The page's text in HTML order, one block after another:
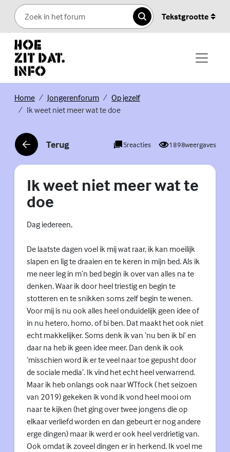
Skip to content
Zoeken
Tekstgrootte
Home(Externe link)
Jongerenforum(Externe link)
Op jezelf(Externe link)
Ik weet niet meer wat te doe
Terug
(Externe link) 5reacties 1898weergaves
Ik weet niet meer wat te
doe
Dag iedereen,
De laatste dagen voel ik mij wat raar, ik kan moeilijk
slapen en lig te draaien en te keren in mijn bed. Als ik
me neer leg in m’n bed begin ik over van alles na te
denken. Waar ik door heel triestig en begin te
stotteren en te snikken soms zelf begin te wenen.
Voor mij is nu ook alles heel onduidelijk geen idee of
in nu hetero, homo, of bi ben. Dat maakt het ook niet
echt makkelijker. Soms denk ik van ‘nu ben ik bi’ en
daar na heb ik geen idee meer. Dan denk ik ook
‘misschien word ik er te veel naar toe gepusht door
de sociale media’. Ik vind het echt heel verwarrend.
Maar ik heb onlangs ook naar WTfock ( het seizoen
van 2019) gekeken ik vond ik vond heel mooi om
naar te kijken (het ging over twee jongens die op
elkaar verliefd worden en dan gebeurt er nog andere
erge dingen) maar ik werd er ook heel verdrietig van.
Ook omdat ik zoveel dingen er in herkend. Ik voel me